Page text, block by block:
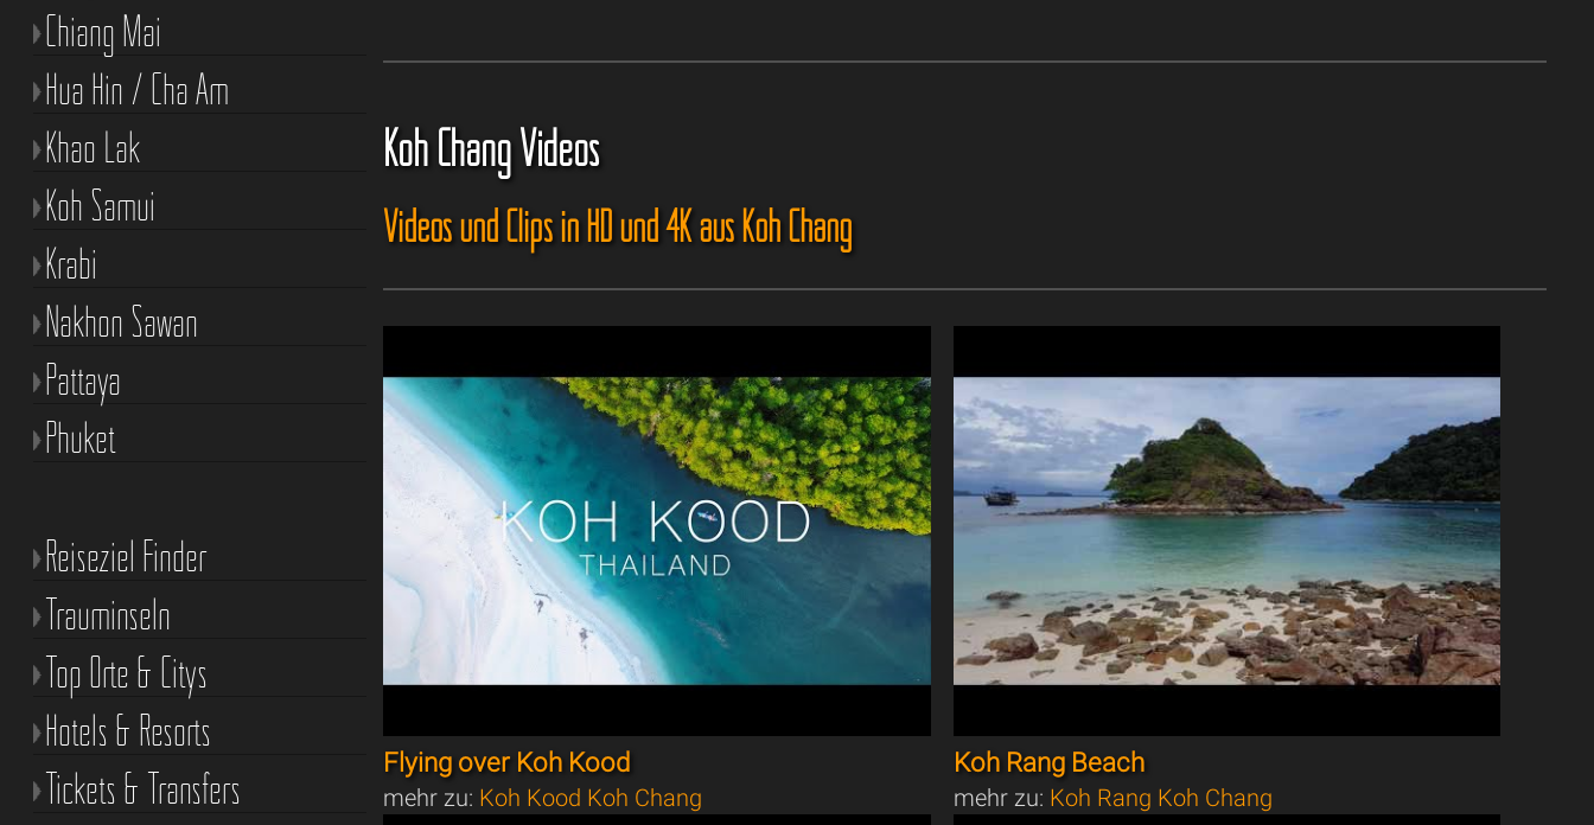
Koh Chang Videos
Videos und Clips in HD und 4K aus Koh Chang
Flying over Koh Kood
mehr zu: Koh Kood Koh Chang
Koh Rang Beach
mehr zu: Koh Rang Koh Chang
Chiang Mai
Hua Hin / Cha Am
Khao Lak
Koh Samui
Krabi
Nakhon Sawan
Pattaya
Phuket
Reiseziel Finder
Trauminseln
Top Orte & Citys
Hotels & Resorts
Tickets & Transfers